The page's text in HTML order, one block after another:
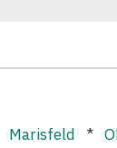
Marisfeld *